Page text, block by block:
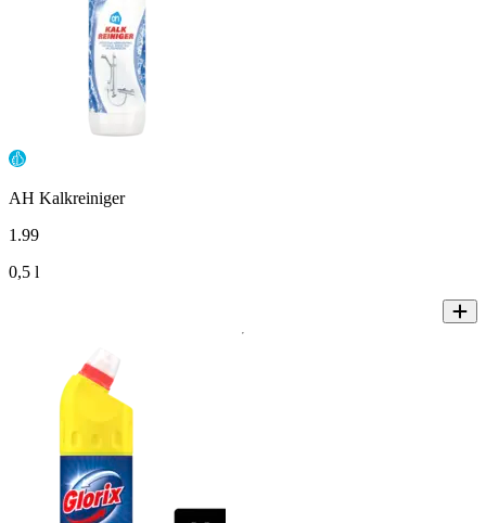
AH Kalkreiniger
1 .99
0,5 l